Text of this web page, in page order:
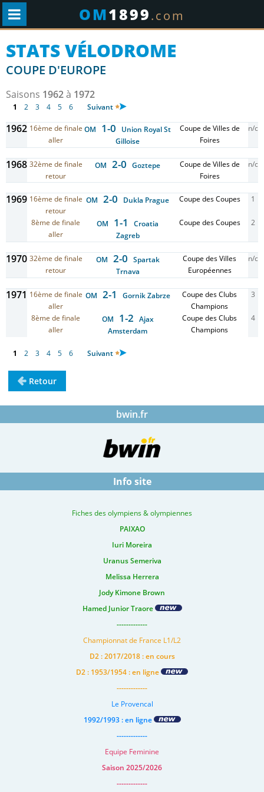
OM1899.com
STATS VÉLODROME
COUPE D'EUROPE
Saisons 1962à 1972
1 2 3 4 5 6 Suivant
1962 16ème de finale
aller
OM 1-0 Union Royal St
Gilloise
Coupe de Villes de
Foires
n/c
1968 32ème de finale
retour
OM 2-0 Goztepe
Coupe de Villes de
Foires
n/c
1969 16ème de finale
retour
OM 2-0 Dukla Prague Coupe des Coupes 1
8ème de finale
aller
OM 1-1
Croatia
Zagreb
Coupe des Coupes 2
1970 32ème de finale
retour
OM 2-0 Spartak
Trnava
Coupe des Villes
Européennes
n/c
1971 16ème de finale
aller
OM 2-1 Gornik Zabrze
Coupe des Clubs
Champions
3
8ème de finale
aller
OM 1-2 Ajax
Amsterdam
Coupe des Clubs
Champions
4
1 2 3 4 5 6 Suivant
Retour
bwin.fr
Info site
Fiches des olympiens & olympiennes
PAIXAO
Iuri Moreira
Uranus Semeriva
Melissa Herrera
Jody Kimone Brown
Hamed Junior Traore
-------------
Championnat de France L1/L2
D2 : 2017/2018 : en cours
D2 : 1953/1954 : en ligne
-------------
Le Provencal
1992/1993 : en ligne
-------------
Equipe Feminine
Saison 2025/2026
-------------